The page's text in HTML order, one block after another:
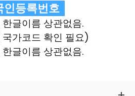
인등록번호
글이름 상관없음.
가코드 확인 필요)
글이름 상관없음.